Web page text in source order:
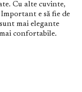
Cu alte cuvinte,
e să fie de
mai elegante
confortabile.